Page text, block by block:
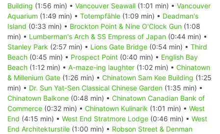
Building (1:56 min) • Vancouver Seawall (1:01 min) • Vancouver
Aquarium (1:49 min) • Totempfähle (1:09 min) • Deadman's
Island (0:33 min) • Brockton Point & Nine O'Clock Gun (1:08
min) • Lumberman's Arch & SS Empress of Japan (0:44 min) •
Stanley Park (2:57 min) • Lions Gate Bridge (0:54 min) • Third
Beach (0:45 min) • Prospect Point (0:40 min) • English Bay
Beach (1:12 min) • A-maze-ing laughter (1:02 min) • Chinatown
& Millenium Gate (1:26 min) • Chinatown Sam Kee Building (1:25
min) • Dr. Sun Yat-Sen Classical Chinese Garden (1:35 min) •
Chinatown Balkone (0:48 min) • Chinatown Canadian Bank of
Commerce (0:32 min) • Chinatown Kulinarik (1:01 min) • West
End (4:15 min) • West End Stratmore Lodge (0:46 min) • West
End Architekturstile (1:00 min) • Robson Street & Denman